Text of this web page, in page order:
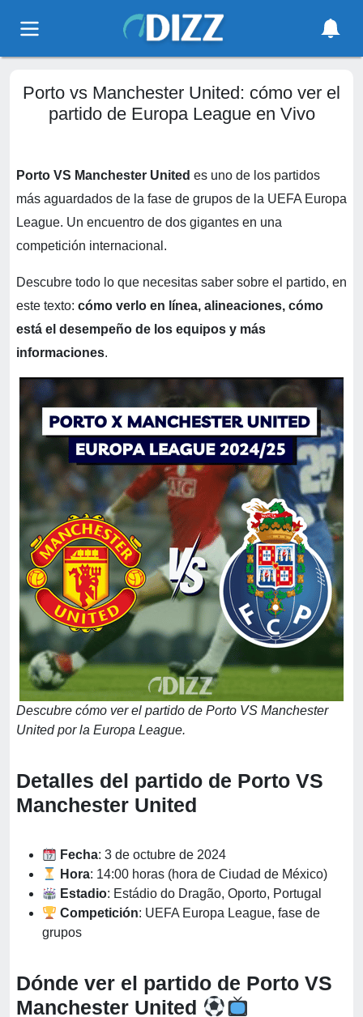
Porto vs Manchester United: cómo ver el
partido de Europa League en Vivo
Porto VS Manchester United es uno de los partidos
más aguardados de la fase de grupos de la UEFA Europa
League. Un encuentro de dos gigantes en una
competición internacional.
Descubre todo lo que necesitas saber sobre el partido, en
este texto: cómo verlo en línea, alineaciones, cómo
está el desempeño de los equipos y más
informaciones.
Descubre cómo ver el partido de Porto VS Manchester
United por la Europa League.
Detalles del partido de Porto VS
Manchester United
Fecha: 3 de octubre de 2024
Hora: 14:00 horas (hora de Ciudad de México)
Estadio: Estádio do Dragão, Oporto, Portugal
Competición: UEFA Europa League, fase de
grupos
Dónde ver el partido de Porto VS
Manchester United